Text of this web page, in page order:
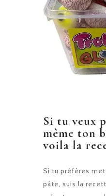
Si tu veux
même ton
voila la
Si tu préfères
pâte, suis la